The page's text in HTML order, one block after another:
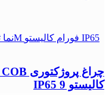
کالیستو IP65 9